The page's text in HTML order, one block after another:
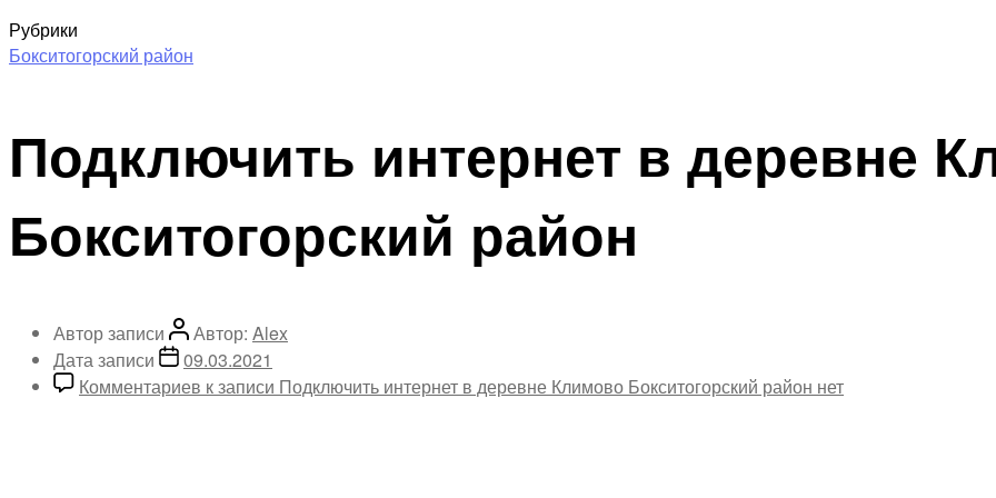
Рубрики
Бокситогорский район
Подключить интернет в деревне
Бокситогорский район
Автор записи Автор: Alex
Дата записи
09.03.2021
Комментариев к записи Подключить интернет в деревне Климово Бокситогорский район нет